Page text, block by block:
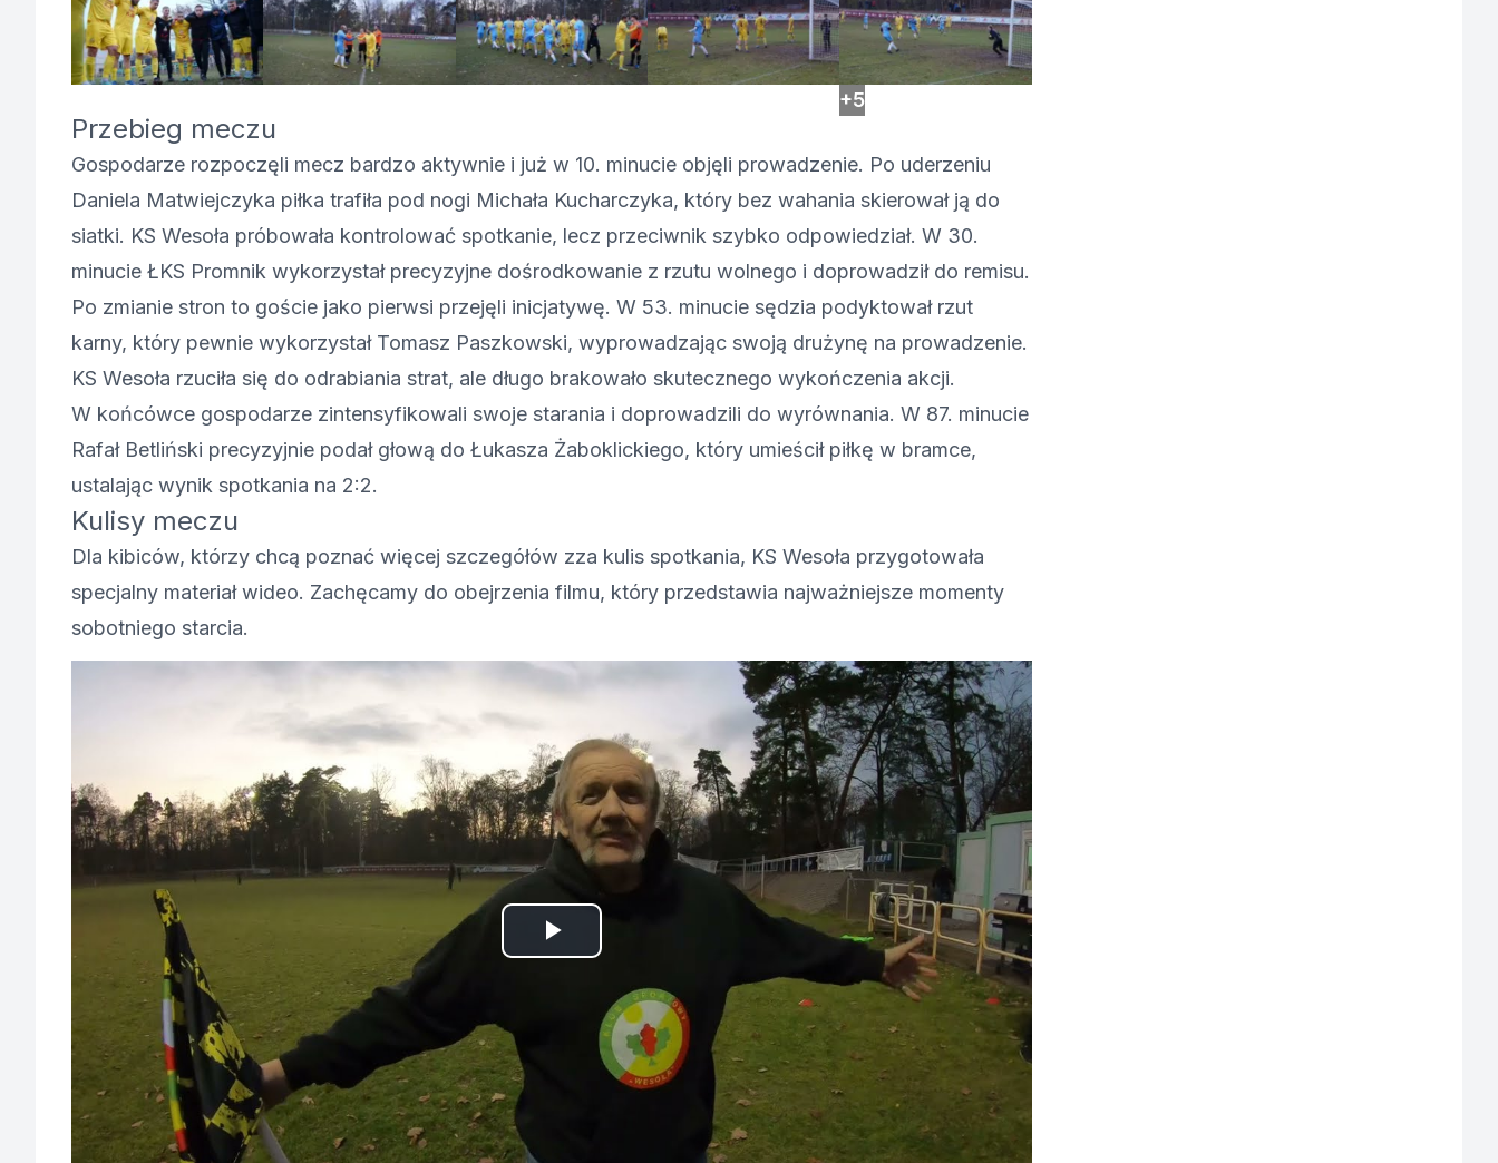
+5
Przebieg meczu
Gospodarze rozpoczęli mecz bardzo aktywnie i już w 10. minucie objęli prowadzenie. Po uderzeniu
Daniela Matwiejczyka piłka trafiła pod nogi Michała Kucharczyka, który bez wahania skierował ją do
siatki. KS Wesoła próbowała kontrolować spotkanie, lecz przeciwnik szybko odpowiedział. W 30.
minucie ŁKS Promnik wykorzystał precyzyjne dośrodkowanie z rzutu wolnego i doprowadził do remisu.
Po zmianie stron to goście jako pierwsi przejęli inicjatywę. W 53. minucie sędzia podyktował rzut
karny, który pewnie wykorzystał Tomasz Paszkowski, wyprowadzając swoją drużynę na prowadzenie.
KS Wesoła rzuciła się do odrabiania strat, ale długo brakowało skutecznego wykończenia akcji.
W końcówce gospodarze zintensyfikowali swoje starania i doprowadzili do wyrównania. W 87. minucie
Rafał Betliński precyzyjnie podał głową do Łukasza Żaboklickiego, który umieścił piłkę w bramce,
ustalając wynik spotkania na 2:2.
Kulisy meczu
Dla kibiców, którzy chcą poznać więcej szczegółów zza kulis spotkania, KS Wesoła przygotowała
specjalny materiał wideo. Zachęcamy do obejrzenia filmu, który przedstawia najważniejsze momenty
sobotniego starcia.
Odtwórz
wideo